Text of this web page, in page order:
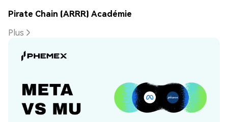
Pirate Chain (ARRR) Académie
Plus